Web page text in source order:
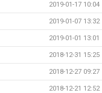
2019-01-17 10:04
2019-01-07 13:32
2019-01-01 13:01
2018-12-31 15:25
2018-12-27 09:27
2018-12-21 12:52